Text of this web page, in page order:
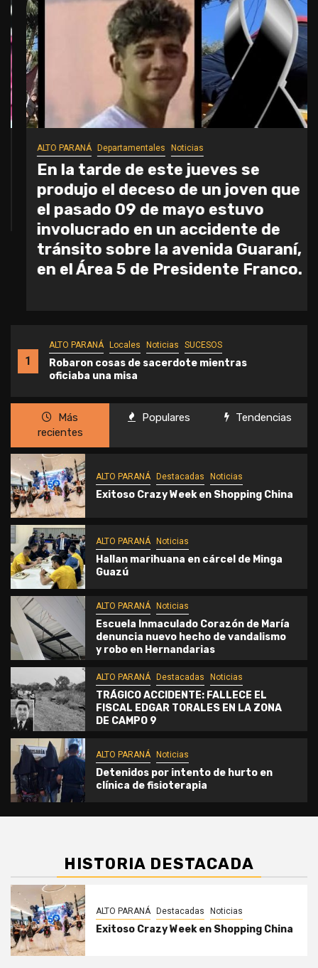
1
ALTO PARANÁ Locales Noticias SUCESOS
Robaron cosas de sacerdote mientras
oficiaba una misa
ALTO PARANÁ Departamentales Noticias
En la tarde de este jueves se
produjo el deceso de un joven que
el pasado 09 de mayo estuvo
involucrado en un accidente de
tránsito sobre la avenida Guaraní,
en el Área 5 de Presidente Franco.
Más
recientes
Populares Tendencias
ALTO PARANÁ Destacadas Noticias
Exitoso Crazy Week en Shopping China
ALTO PARANÁ Noticias
Hallan marihuana en cárcel de Minga
Guazú
ALTO PARANÁ Noticias
Escuela Inmaculado Corazón de María
denuncia nuevo hecho de vandalismo
y robo en Hernandarias
ALTO PARANÁ Destacadas Noticias
TRÁGICO ACCIDENTE: FALLECE EL
FISCAL EDGAR TORALES EN LA ZONA
DE CAMPO 9
ALTO PARANÁ Noticias
Detenidos por intento de hurto en
clínica de fisioterapia
HISTORIA DESTACADA
ALTO PARANÁ Destacadas Noticias
Exitoso Crazy Week en Shopping China